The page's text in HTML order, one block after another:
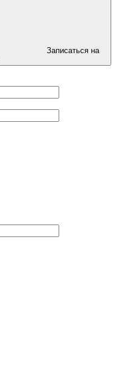
Записаться на